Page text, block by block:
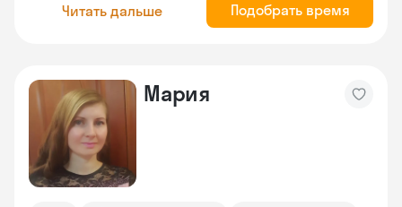
Читать дальше Подобрать время
Мария